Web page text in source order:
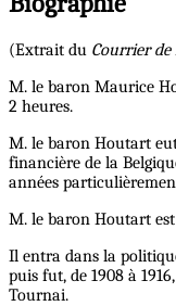
(Extrait du Courrier de
M. le baron Maurice
2 heures.
M. le baron Houtart
financière de la
années
M. le baron Houtart
Il entra dans la
puis fut, de 1908 à
Tournai.